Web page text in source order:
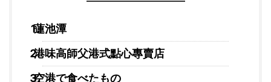
蓮池潭
港味高師父港式點心專賣店
空港で食べたもの